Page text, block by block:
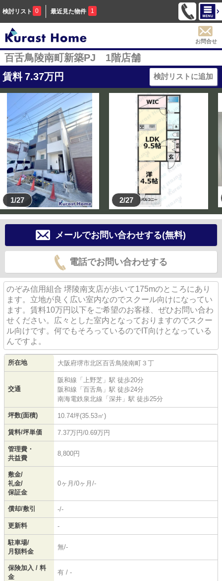
検討リスト 0 最近見た物件 1
お問合せ
百舌鳥陵南町新築PJ 1階店舗
賃料 7.37万円 検討リストに追加
1/27 2/27
メールでお問い合わせする(無料)
電話でお問い合わせする
のぞみ信用組合 堺陵南支店が歩いて175mのところにあり
ます。立地が良く広い室内なのでスクール向けになってい
ます。賃料10万円以下をご希望のお客様、ぜひお問い合わ
せください。広々とした室内となっておりますのでスクー
ル向けです。何でもそろっているのでIT向けとなっている
んですよ。
所在地 大阪府堺市北区百舌鳥陵南町 ３丁
交通
阪和線 「 上野芝 」駅 徒歩20分
阪和線 「 百舌鳥 」駅 徒歩24分
南海電鉄泉北線 「 深井 」駅 徒歩25分
坪数(面積) 10.74坪(35.53㎡)
賃料/坪単価 7.37万円/0.69万円
管理費・
共益費
8,800円
敷金/
礼金/
保証金
0ヶ月/0ヶ月/-
償却/敷引 -/-
更新料 -
駐車場/
月額料金
無/-
保険加入 / 料
金
有 / -